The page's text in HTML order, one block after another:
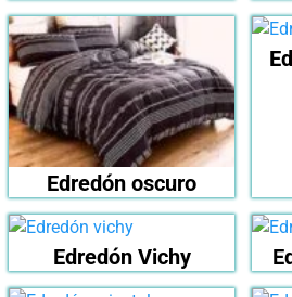
Edredón oscuro
Edredón Vichy